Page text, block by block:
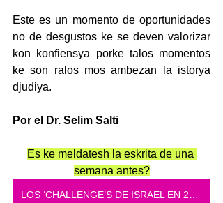
Este es un momento de oportunidades
no de desgustos ke se deven valorizar
kon konfiensya porke talos momentos
ke son ralos mos ambezan la istorya
djudiya.
Por el Dr. Selim Salti
Es ke meldatesh la eskrita de una
semana antes?